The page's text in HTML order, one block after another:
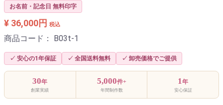
お名前・記念日 無料印字
¥ 36,000円 税込
商品コード： B03t-1
✓ 安心の1年保証 ✓ 全国送料無料 ✓ 卸売価格でご提供
30年
創業実績
5,000件+
年間制作数
1年
安心保証